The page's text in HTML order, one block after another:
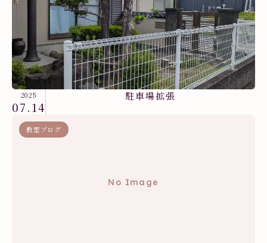
2025
07.14
駐車場拡張
No Image
教室ブログ